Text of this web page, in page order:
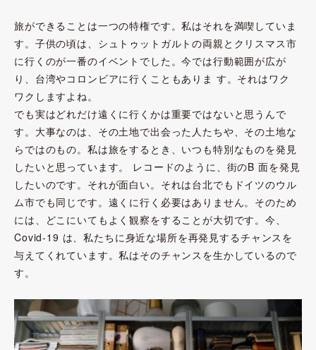
旅ができることは一つの特権です。私はそれを満喫していま
す。子供の頃は、シュトゥットガルトの両親とクリスマス市
に行くのが一番のイベントでした。今では行動範囲が広が
り、台湾やコロンビアに行くこともありま す。それはワク
ワクしますよね。
でも実はどれだけ遠くに行くかは重要ではないと思うんで
す。大事なのは、その土地で出会った人たちや、その土地な
らではのもの。私は旅をするとき、いつも特別なものを発見
したいと思っています。 レコードのように、街のB 面を発見
したいのです。それが面白い。それは台北でもドイツのウル
ム市でも同じです。遠くに行く必要はありません。そのため
には、どこにいてもよく観察をすることが大切です。今、
Covid-19 は、私たちに身近な場所を再発見するチャンスを
与えてくれています。私はそのチャンスを生かしているので
す。